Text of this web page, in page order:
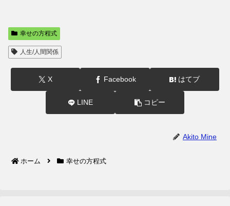
幸せの方程式
人生/人間関係
X Facebook はてブ
LINE コピー
Akito Mine
ホーム 幸せの方程式